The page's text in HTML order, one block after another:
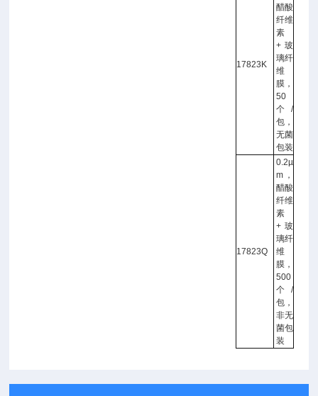
17823K
醋酸
纤维
素
+玻
璃纤
维
膜，
50
个/
包，
无菌
包装
17823Q
0.2µ
m，
醋酸
纤维
素
+玻
璃纤
维
膜，
500
个/
包，
非无
菌包
装